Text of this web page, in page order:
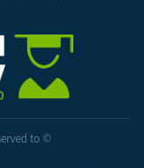
© All rights reserved to סמינרים לימודים וקורסים